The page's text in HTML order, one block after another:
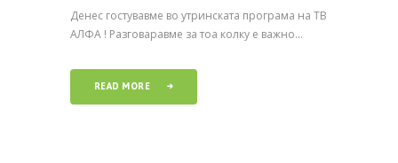
Денес гостувавме во утринската програма на ТВ
АЛФА ! Разговаравме за тоа колку е важно...
READ MORE